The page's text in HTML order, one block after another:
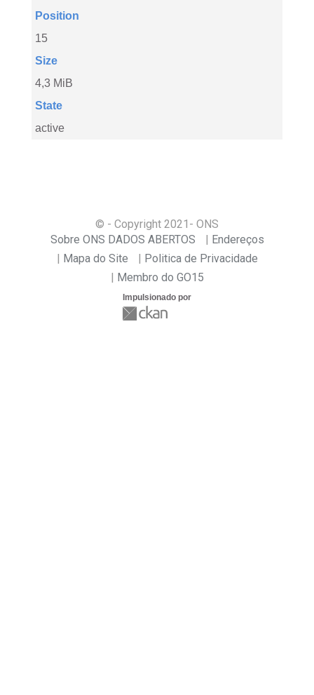
Position
15
Size
4,3 MiB
State
active
© - Copyright 2021 - ONS
Sobre ONS DADOS ABERTOS
Endereços
Mapa do Site
Politica de Privacidade
Membro do GO15
Impulsionado por